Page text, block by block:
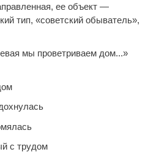
ее объект —
тип, «советский обыватель»,
мы проветриваем дом...»
с трудом